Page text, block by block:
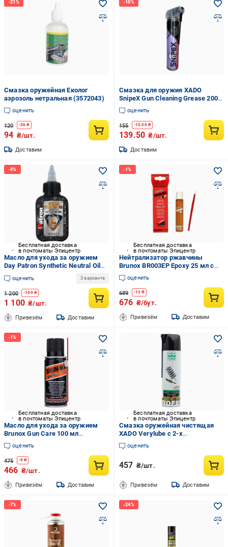
Смазка оружейная Еколог
аэрозоль нетральная (3572043)
оценить
120 -26 ₴
94 ₴/шт.
Доставим
Смазка для оружия XADO
SnipeX Gun Cleaning Grease 200
мл (14903781)
оценить
155 -15.50₴
139.50 ₴/шт.
Доставим
Бесплатная доставка
в почтоматы Эпицентр
Масло для ухода за оружием
Day Patron Synthetic Neutral Oil
500 мл (6009330)
оценить 3 варианта
1 200 -100₴
1 100 ₴/шт.
Привезём Доставим
Бесплатная доставка
в почтоматы Эпицентр
Нейтрализатор ржавчины
Brunox BR003EP Epoxy 25 мл с
эпоксидной смолой (bc3c79be)
оценить
689 -13 ₴
676 ₴/бут.
Привезём Доставим
Бесплатная доставка
в почтоматы Эпицентр
Масло для ухода за оружием
Brunox Gun Care 100 мл
(BRG010TS)
оценить
475 -9 ₴
466 ₴/шт.
Привезём Доставим
Бесплатная доставка
в почтоматы Эпицентр
Смазка оружейная чистящая
XADO Verylube с 2-х
позиционным распылителем
500 мл (zbZ3.4.12.011)
оценить
457 ₴/шт.
Привезём Доставим